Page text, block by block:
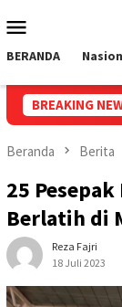
ke
Mobile
BERANDA
BREAKING
Beranda Berita
25
Berlatih di
Reza Fajri
18 Juli 2023